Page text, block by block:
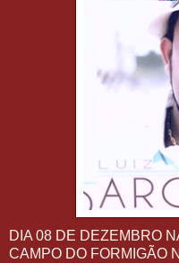
DIA 08 DE DEZEMBRO
CAMPO DO FORMIGÃO